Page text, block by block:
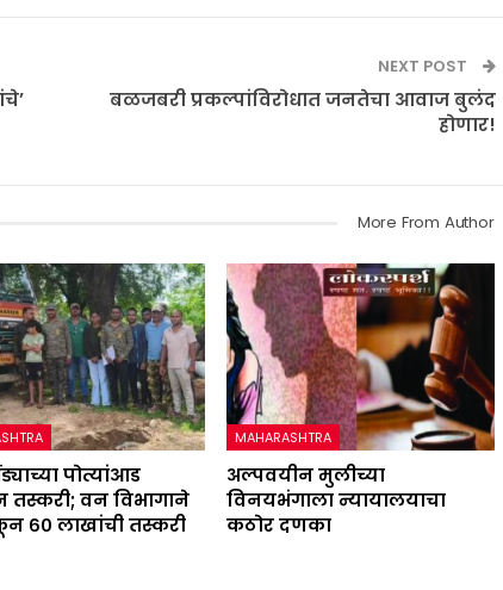
NEXT POST
बळजबरी प्रकल्पांविरोधात जनतेचा आवाज बुलंद
होणार!
More From Author
पोत्यांआड
तस्करी; वन विभागाने
६० लाखांची तस्करी
MAHARASHTRA
अल्पवयीन मुलीच्या
विनयभंगाला न्यायालयाचा
कठोर दणका